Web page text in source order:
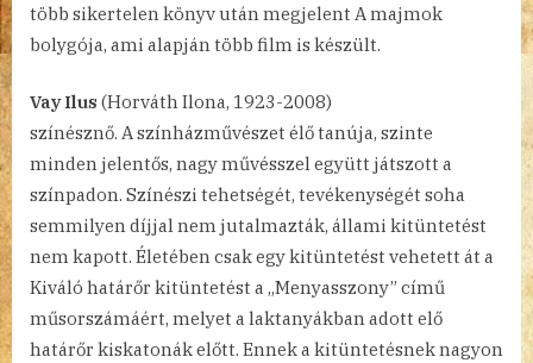
több sikertelen könyv után megjelent A majmok
bolygója, ami alapján több film is készült.
Vay Ilus (Horváth Ilona, 1923-2008)
színésznő. A színházművészet élő tanúja, szinte
minden jelentős, nagy művésszel együtt játszott a
színpadon. Színészi tehetségét, tevékenységét soha
semmilyen díjjal nem jutalmazták, állami kitüntetést
nem kapott. Életében csak egy kitüntetést vehetett át a
Kiváló határőr kitüntetést a „Menyasszony” című
műsorszámáért, melyet a laktanyákban adott elő
határőr kiskatonák előtt. Ennek a kitüntetésnek nagyon